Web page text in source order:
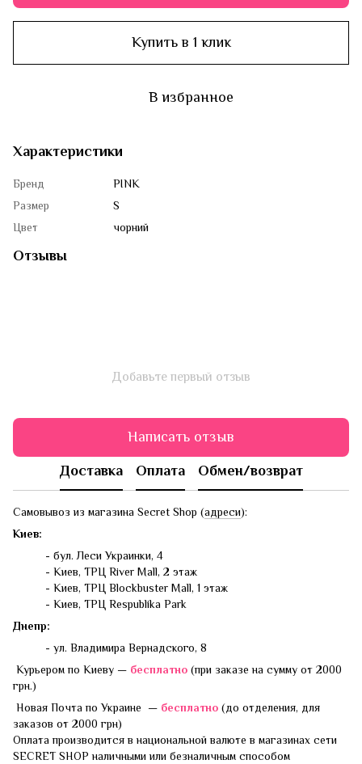
Купить в 1 клик
В избранное
Характеристики
Бренд
PINK
Размер
S
Цвет
чорний
Отзывы
Добавьте первый отзыв
Написать отзыв
Доставка Оплата Обмен/возврат
Самовывоз из магазина Secret Shop (адреси):
Киев:
- бул. Леси Украинки, 4
- Киев, ТРЦ River Mall, 2 этаж
- Киев, ТРЦ Blockbuster Mall, 1 этаж
- Киев, ТРЦ Respublika Park
Днепр:
- ул. Владимира Вернадского, 8
Курьером по Киеву — бесплатно (при заказе на сумму от 2000
грн.)
Новая Почта по Украине — бесплатно (до отделения, для
заказов от 2000 грн)
Оплата производится в национальной валюте в магазинах сети
SECRET SHOP наличными или безналичным способом